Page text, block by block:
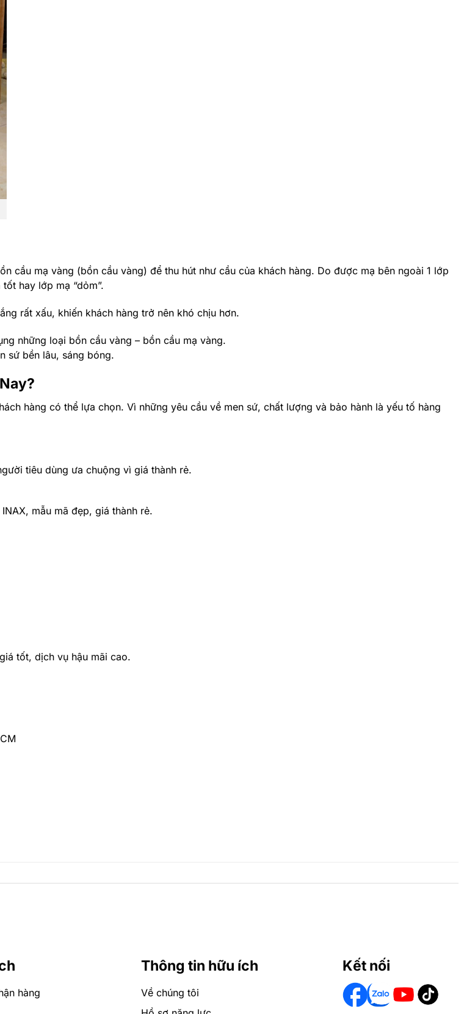
cầu mạ vàng (bồn cầu vàng) để thu hút như cầu của khách hàng. Do được mạ bên ngoài 1 lớp
hay lớp mạ “dỏm”.
rất xấu, khiến khách hàng trở nên khó chịu hơn.
những loại bồn cầu vàng – bồn cầu mạ vàng.
sứ bền lâu, sáng bóng.
hàng có thể lựa chọn. Vì những yêu cầu về men sứ, chất lượng và bảo hành là yếu tố hàng
tiêu dùng ưa chuộng vì giá thành rẻ.
mẫu mã đẹp, giá thành rẻ.
tốt, dịch vụ hậu mãi cao.
hàng
Thông tin hữu ích
Về chúng tôi
Kết nối